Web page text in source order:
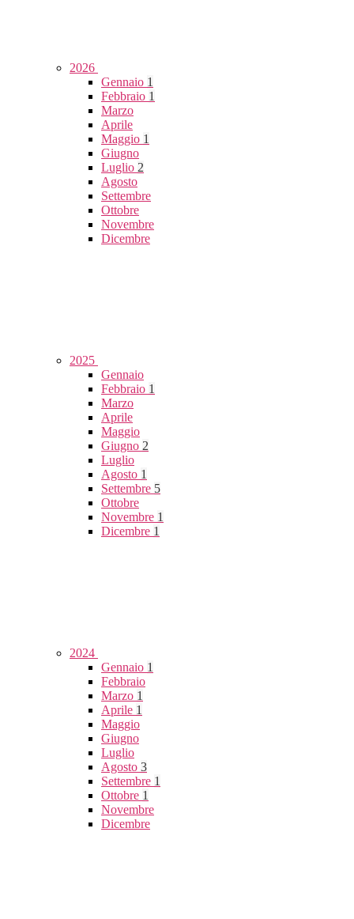
2026
Gennaio 1
Febbraio 1
Marzo
Aprile
Maggio 1
Giugno
Luglio 2
Agosto
Settembre
Ottobre
Novembre
Dicembre
2025
Gennaio
Febbraio 1
Marzo
Aprile
Maggio
Giugno 2
Luglio
Agosto 1
Settembre 5
Ottobre
Novembre 1
Dicembre 1
2024
Gennaio 1
Febbraio
Marzo 1
Aprile 1
Maggio
Giugno
Luglio
Agosto 3
Settembre 1
Ottobre 1
Novembre
Dicembre